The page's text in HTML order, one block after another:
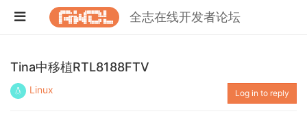
全志在线开发者论坛
Tina中移植RTL8188FTV
Linux Log in to reply